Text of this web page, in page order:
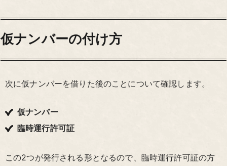
仮ナンバーの付け方
次に仮ナンバーを借りた後のことについて確認します。
仮ナンバー
臨時運行許可証
この2つが発行される形となるので、臨時運行許可証の方